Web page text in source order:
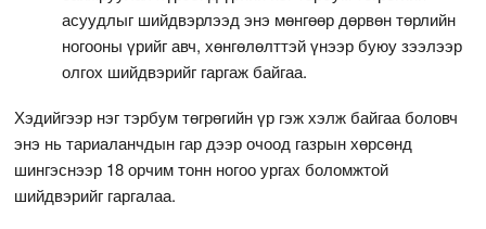
асуудлыг шийдвэрлээд энэ мөнгөөр дөрвөн төрлийн
ногооны үрийг авч, хөнгөлөлттэй үнээр буюу зээлээр
олгох шийдвэрийг гаргаж байгаа.
Хэдийгээр нэг тэрбум төгрөгийн үр гэж хэлж байгаа боловч
энэ нь тариаланчдын гар дээр очоод газрын хөрсөнд
шингэснээр 18 орчим тонн ногоо ургах боломжтой
шийдвэрийг гаргалаа.